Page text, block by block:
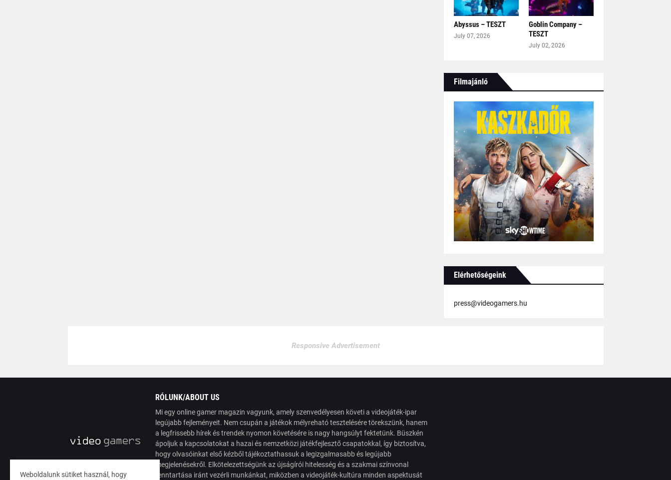
Abyssus – TESZT
July 07, 2026
Goblin Company –
TESZT
July 02, 2026
Filmajánló
Elérhetőségeink
press@videogamers.hu
Responsive Advertisement
RÓLUNK/ABOUT US
Mi egy online gamer magazin vagyunk, amely szenvedélyesen követi a videojáték-ipar
legújabb fejleményeit. Nem csupán a játékok mélyreható tesztelésére törekszünk, hanem
a legfrissebb hírek és trendek nyomon követésére is nagy hangsúlyt fektetünk. Büszkén
ápoljuk a kapcsolatokat a hazai és nemzetközi játékfejlesztő csapatokkal, így biztosítva,
hogy olvasóinkat első kézből tájékoztathassuk a legizgalmasabb és legújabb
megjelenésekről. Elkötelezettségünk az újságírói hitelesség és a szakmai színvonal
fenntartása iránt vezérli munkánkat, miközben a videojáték-kultúra minden aspektusát
Weboldalunk sütiket használ, hogy